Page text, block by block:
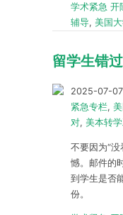
学术紧急 开
辅导, 美国
留学生错
2025-07-07
紧急专栏,
对, 美本转
不要因为“
憾。邮件的
到学生是否
份。